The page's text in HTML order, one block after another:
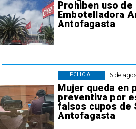
Prohiben uso
Embotelladora
Antofagasta
6 de
Mujer queda en
preventiva por
falsos cupos de
Antofagasta
POLICIAL